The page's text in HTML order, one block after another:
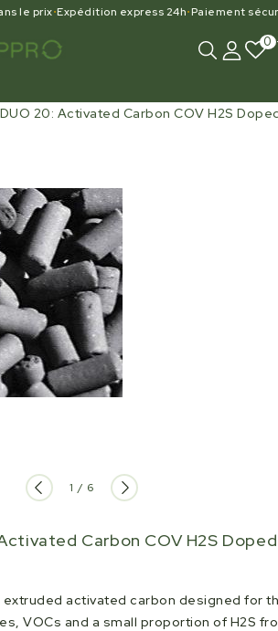
0
20: Activated Carbon COV H2S
le prix•Expédition express 24h•Paiement
Open
media
1
in
gallery
view
1 / of
6
Carbon COV H2S Doped
extruded activated carbon designed for
VOCs and a small proportion of H2S